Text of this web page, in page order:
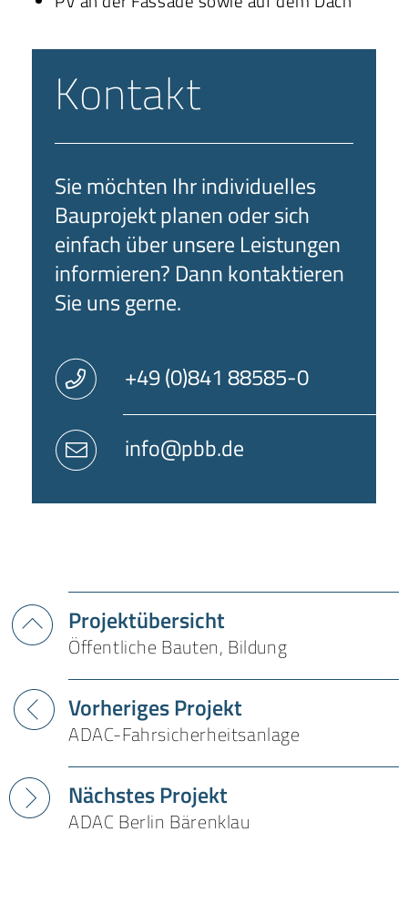
Kontakt
Sie möchten Ihr individuelles
Bauprojekt planen oder sich
einfach über unsere Leistungen
informieren? Dann kontaktieren
Sie uns gerne.
+49 (0)841 88585-0
info@pbb.de
Projektübersicht
Öffentliche Bauten, Bildung
Vorheriges Projekt
ADAC-Fahrsicherheitsanlage
Nächstes Projekt
ADAC Berlin Bärenklau